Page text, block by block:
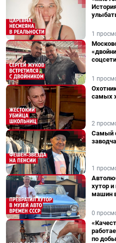
1
1
самых
2
Самый
1
хутор и
машин
0
по